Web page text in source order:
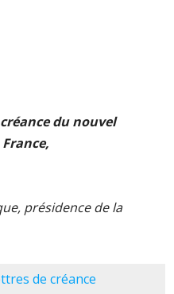
du nouvel
présidence de la